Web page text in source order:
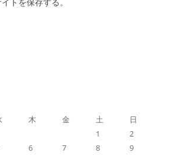
木 金 土
日
1
2
6 7 8
9